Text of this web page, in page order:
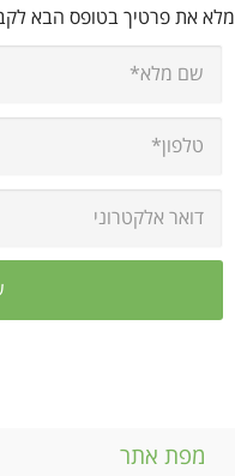
מלא את פרטיך בטופס הבא
מפת אתר